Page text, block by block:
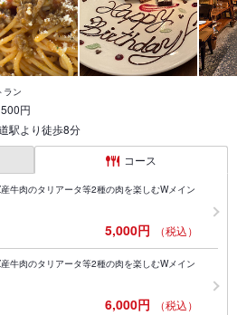
ラン
円
駅より徒歩8分
コース
牛肉のタリアータ等2種の肉を楽しむWメイン
5,000円 （税込）
牛肉のタリアータ等2種の肉を楽しむWメイン
6,000円 （税込）